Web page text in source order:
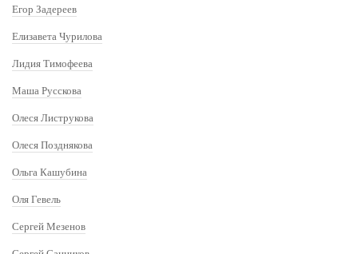
Егор Задереев
Елизавета Чурилова
Лидия Тимофеева
Маша Русскова
Олеся Листрукова
Олеся Позднякова
Ольга Кашубина
Оля Гевель
Сергей Мезенов